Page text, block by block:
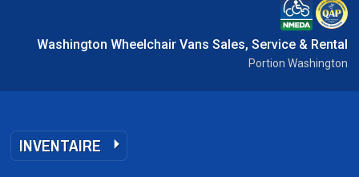
Washington Wheelchair Vans Sales, Service & Rental
Portion Washington
INVENTAIRE